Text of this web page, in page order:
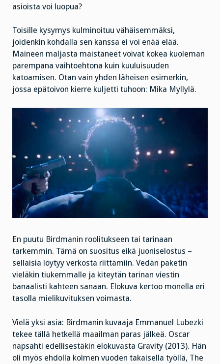
asioista voi luopua?
Toisille kysymys kulminoituu vähäisemmäksi,
joidenkin kohdalla sen kanssa ei voi enää elää.
Maineen maljasta maistaneet voivat kokea kuoleman
parempana vaihtoehtona kuin kuuluisuuden
katoamisen. Otan vain yhden läheisen esimerkin,
jossa epätoivon kierre kuljetti tuhoon: Mika Myllylä.
En puutu Birdmanin roolitukseen tai tarinaan
tarkemmin. Tämä on suositus eikä juoniselostus –
sellaisia löytyy verkosta riittämiin. Vedän paketin
vieläkin tiukemmalle ja kiteytän tarinan viestin
banaalisti kahteen sanaan. Elokuva kertoo monella eri
tasolla mielikuvituksen voimasta.
Vielä yksi asia: Birdmanin kuvaaja Emmanuel Lubezki
tekee tällä hetkellä maailman paras jälkeä. Oscar
napsahti edellisestäkin elokuvasta Gravity (2013). Hän
oli myös ehdolla kolmen vuoden takaisella työllä, The